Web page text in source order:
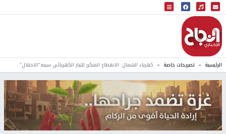
البث المباشر
إذاعة النجاح
الرئيسية تصريحات خاصة كهرباء الشمال: الانقطاع المتكرر للتيار الكهربائي سببه"الاحتلال"